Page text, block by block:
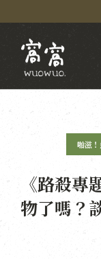
啪滋！
《路殺
物了嗎？